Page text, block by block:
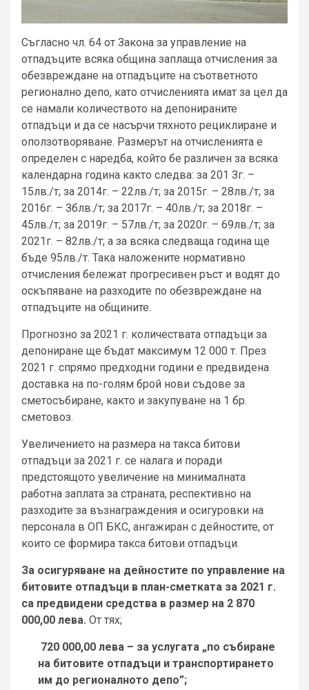
Съгласно чл. 64 от Закона за управление на
отпадъците всяка община заплаща отчисления за
обезвреждане на отпадъците на съответното
регионално депо, като отчисленията имат за цел да
се намали количеството на депонираните
отпадъци и да се насърчи тяхното рециклиране и
оползотворяване. Размерът на отчисленията е
определен с наредба, който бе различен за всяка
календарна година както следва: за 201 Зг. –
15лв./т; за 2014г. – 22лв./т; за 2015г. – 28лв./т; за
2016г. – Зблв./т; за 2017г. – 40лв./т; за 2018г. –
45лв./т; за 2019г. – 57лв./т; за 2020г. – 69лв./т; за
2021г. – 82лв./т; а за всяка следваща година ще
бъде 95лв./т. Така наложените нормативно
отчисления бележат прогресивен ръст и водят до
оскъпяване на разходите по обезвреждане на
отпадъците на общините.
Прогнозно за 2021 г. количествата отпадъци за
депониране ще бъдат максимум 12 000 т. През
2021 г. спрямо предходни години е предвидена
доставка на по-голям брой нови съдове за
сметосъбиране, както и закупуване на 1 бр.
сметовоз.
Увеличението на размера на такса битови
отпадъци за 2021 г. се налага и поради
предстоящото увеличение на минималната
работна заплата за страната, респективно на
разходите за възнаграждения и осигуровки на
персонала в ОП БКС, ангажиран с дейностите, от
които се формира такса битови отпадъци.
За осигуряване на дейностите по управление на
битовите отпадъци в план-сметката за 2021 г.
са предвидени средства в размер на 2 870
000,00 лева. От тях;
720 000,00 лева – за услугата „по събиране
на битовите отпадъци и транспортирането
им до регионалното депо”;